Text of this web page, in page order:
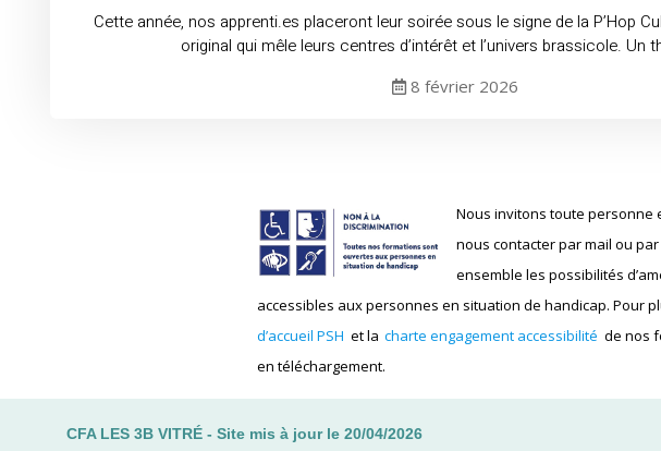
Cette année, nos apprenti.es placeront leur soirée sous le signe de la P’Hop
original qui mêle leurs centres d’intérêt et l’univers brassicole. Un
8 février 2026
Nous invitons toute personne
nous contacter par mail ou
ensemble les possibilités
accessibles aux personnes en situation de handicap. Pour
d’accueil PSH et la charte engagement accessibilité de nos
en téléchargement.
CFA LES 3B VITRÉ - Site mis à jour le 20/04/2026